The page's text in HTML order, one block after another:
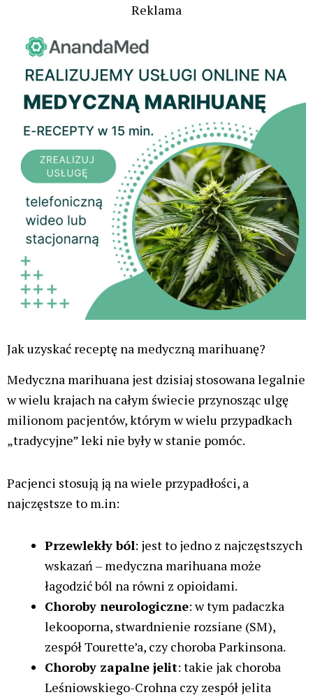
Reklama
Jak uzyskać receptę na medyczną marihuanę?
Medyczna marihuana jest dzisiaj stosowana legalnie
w wielu krajach na całym świecie przynosząc ulgę
milionom pacjentów, którym w wielu przypadkach
„tradycyjne” leki nie były w stanie pomóc.
Pacjenci stosują ją na wiele przypadłości, a
najczęstsze to m.in:
Przewlekły ból: jest to jedno z najczęstszych
wskazań – medyczna marihuana może
łagodzić ból na równi z opioidami.
Choroby neurologiczne: w tym padaczka
lekooporna, stwardnienie rozsiane (SM),
zespół Tourette’a, czy choroba Parkinsona.
Choroby zapalne jelit: takie jak choroba
Leśniowskiego-Crohna czy zespół jelita